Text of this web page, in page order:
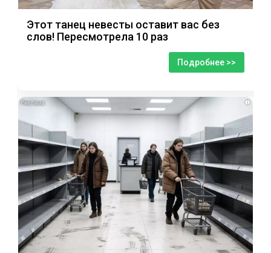
Этот танец невесты оставит вас без
слов! Пересмотрела 10 раз
Подробнее >>
i